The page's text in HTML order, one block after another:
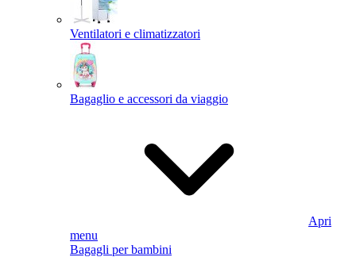
Ventilatori e climatizzatori
Bagaglio e accessori da viaggio
Apri
menu
Bagagli per bambini